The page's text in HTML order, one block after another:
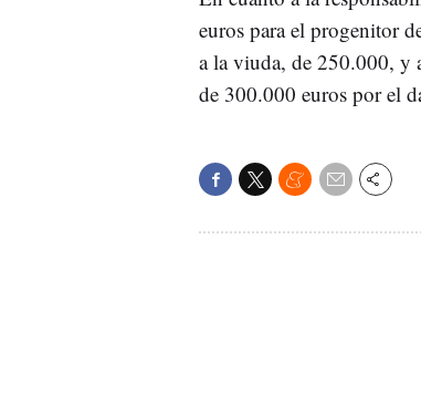
euros para el progenitor
a la viuda, de 250.000, y
de 300.000 euros por el